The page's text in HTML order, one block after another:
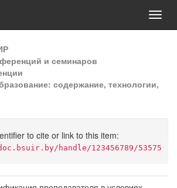
и семинаров
содержание, технологии,
to cite or link to this item:
handle/123456789/53575